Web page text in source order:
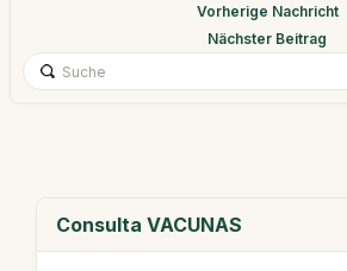
Vorherige Nachricht
Nächster Beitrag
Consulta VACUNAS